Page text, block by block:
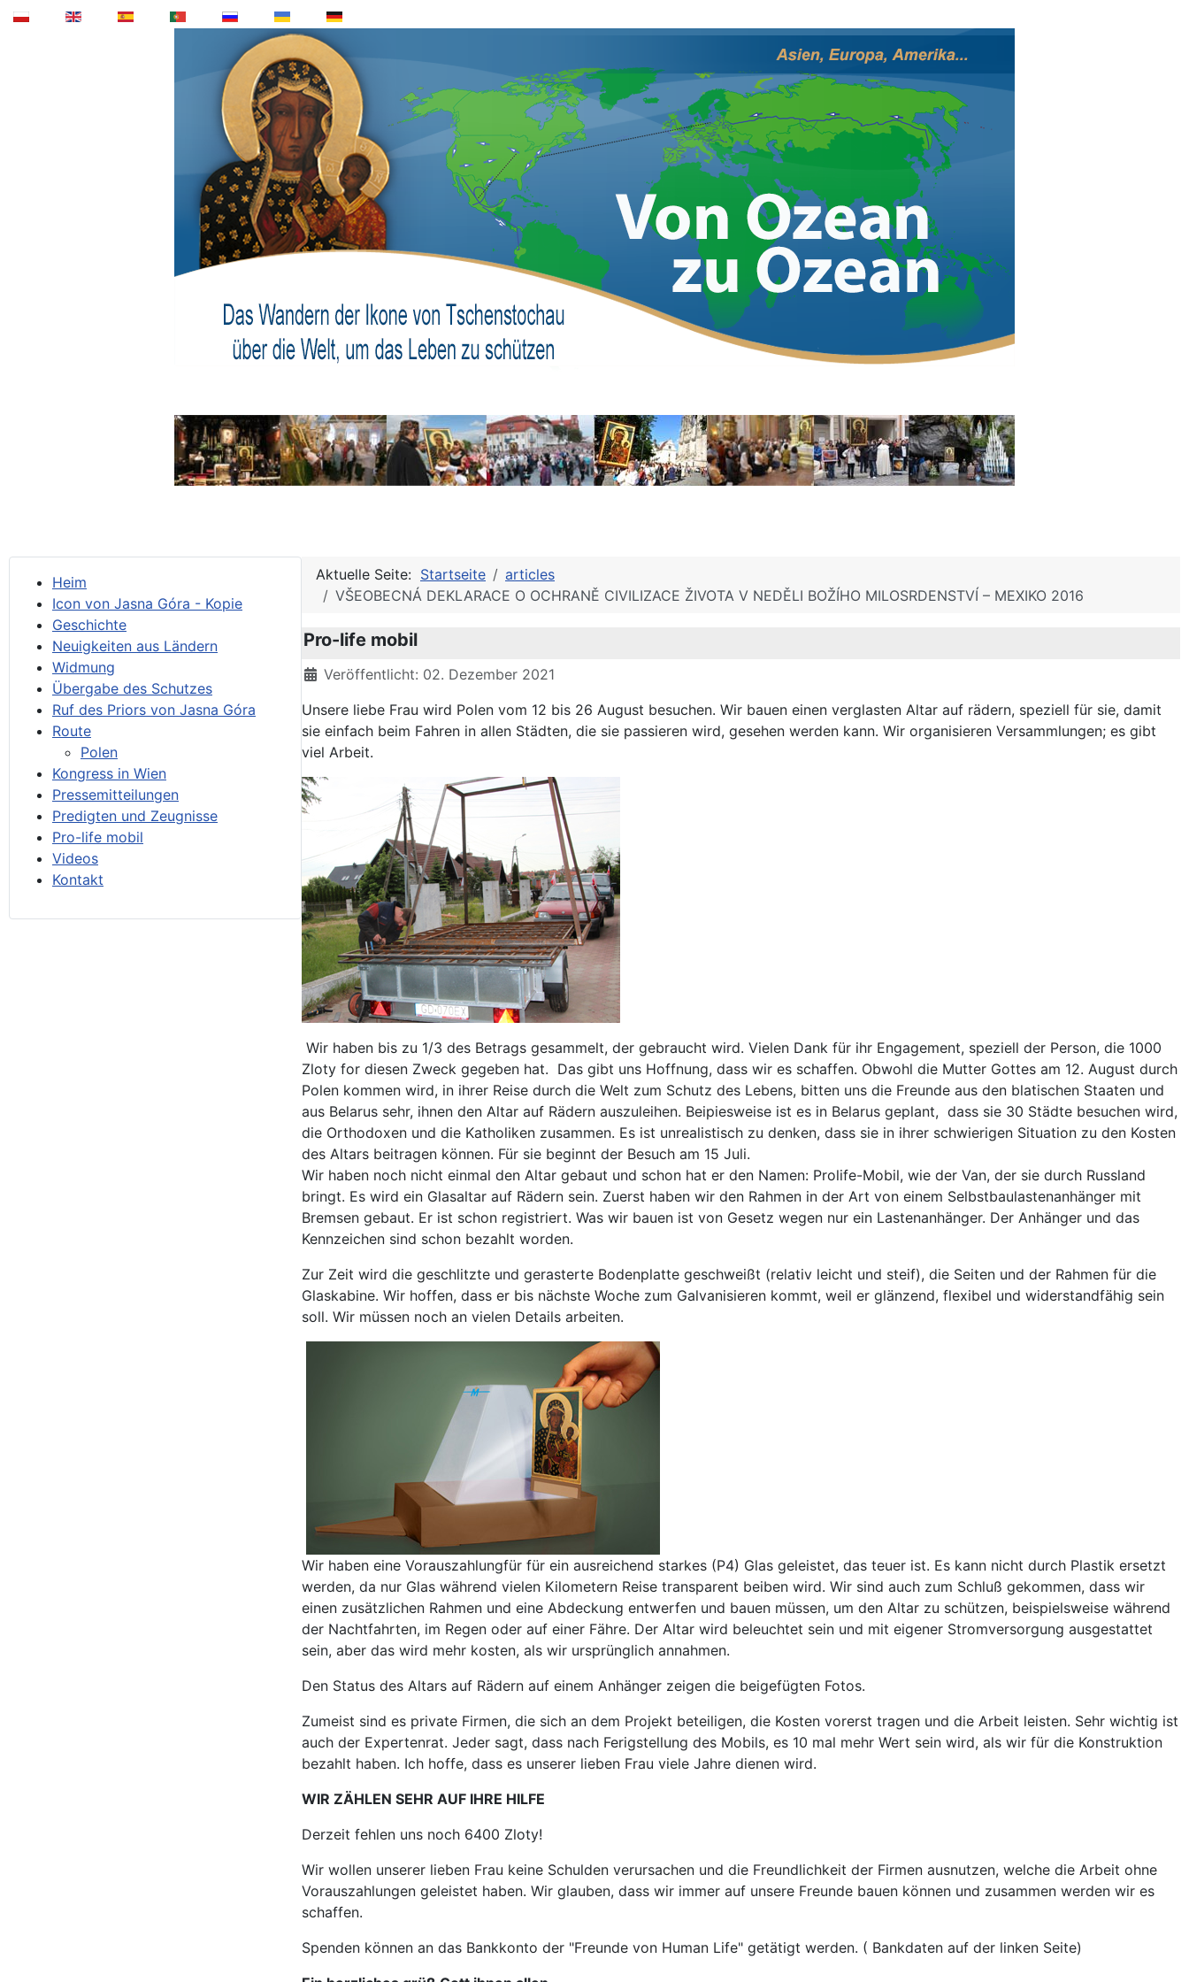
Heim
Icon von Jasna Góra - Kopie
Geschichte
Neuigkeiten aus Ländern
Widmung
Übergabe des Schutzes
Ruf des Priors von Jasna Góra
Route
Polen
Kongress in Wien
Pressemitteilungen
Predigten und Zeugnisse
Pro-life mobil
Videos
Kontakt
Aktuelle Seite: Startseite
articles
VŠEOBECNÁ DEKLARACE O OCHRANĚ CIVILIZACE ŽIVOTA V NEDĚLI BOŽÍHO MILOSRDENSTVÍ – MEXIKO 2016
Pro-life mobil
Details
Veröffentlicht: 02. Dezember 2021
Unsere liebe Frau wird Polen vom 12 bis 26 August besuchen. Wir bauen einen verglasten Altar auf rädern, speziell für sie, damit
sie einfach beim Fahren in allen Städten, die sie passieren wird, gesehen werden kann. Wir organisieren Versammlungen; es gibt
viel Arbeit.
Wir haben bis zu 1/3 des Betrags gesammelt, der gebraucht wird. Vielen Dank für ihr Engagement, speziell der Person, die 1000
Zloty for diesen Zweck gegeben hat. Das gibt uns Hoffnung, dass wir es schaffen. Obwohl die Mutter Gottes am 12. August durch
Polen kommen wird, in ihrer Reise durch die Welt zum Schutz des Lebens, bitten uns die Freunde aus den blatischen Staaten und
aus Belarus sehr, ihnen den Altar auf Rädern auszuleihen. Beipiesweise ist es in Belarus geplant, dass sie 30 Städte besuchen wird,
die Orthodoxen und die Katholiken zusammen. Es ist unrealistisch zu denken, dass sie in ihrer schwierigen Situation zu den Kosten
des Altars beitragen können. Für sie beginnt der Besuch am 15 Juli.
Wir haben noch nicht einmal den Altar gebaut und schon hat er den Namen: Prolife-Mobil, wie der Van, der sie durch Russland
bringt. Es wird ein Glasaltar auf Rädern sein. Zuerst haben wir den Rahmen in der Art von einem Selbstbaulastenanhänger mit
Bremsen gebaut. Er ist schon registriert. Was wir bauen ist von Gesetz wegen nur ein Lastenanhänger. Der Anhänger und das
Kennzeichen sind schon bezahlt worden.
Zur Zeit wird die geschlitzte und gerasterte Bodenplatte geschweißt (relativ leicht und steif), die Seiten und der Rahmen für die
Glaskabine. Wir hoffen, dass er bis nächste Woche zum Galvanisieren kommt, weil er glänzend, flexibel und widerstandfähig sein
soll. Wir müssen noch an vielen Details arbeiten.
Wir haben eine Vorauszahlungfür für ein ausreichend starkes (P4) Glas geleistet, das teuer ist. Es kann nicht durch Plastik ersetzt
werden, da nur Glas während vielen Kilometern Reise transparent beiben wird. Wir sind auch zum Schluß gekommen, dass wir
einen zusätzlichen Rahmen und eine Abdeckung entwerfen und bauen müssen, um den Altar zu schützen, beispielsweise während
der Nachtfahrten, im Regen oder auf einer Fähre. Der Altar wird beleuchtet sein und mit eigener Stromversorgung ausgestattet
sein, aber das wird mehr kosten, als wir ursprünglich annahmen.
Den Status des Altars auf Rädern auf einem Anhänger zeigen die beigefügten Fotos.
Zumeist sind es private Firmen, die sich an dem Projekt beteiligen, die Kosten vorerst tragen und die Arbeit leisten. Sehr wichtig ist
auch der Expertenrat. Jeder sagt, dass nach Ferigstellung des Mobils, es 10 mal mehr Wert sein wird, als wir für die Konstruktion
bezahlt haben. Ich hoffe, dass es unserer lieben Frau viele Jahre dienen wird.
WIR ZÄHLEN SEHR AUF IHRE HILFE
Derzeit fehlen uns noch 6400 Zloty!
Wir wollen unserer lieben Frau keine Schulden verursachen und die Freundlichkeit der Firmen ausnutzen, welche die Arbeit ohne
Vorauszahlungen geleistet haben. Wir glauben, dass wir immer auf unsere Freunde bauen können und zusammen werden wir es
schaffen.
Spenden können an das Bankkonto der "Freunde von Human Life" getätigt werden. ( Bankdaten auf der linken Seite)